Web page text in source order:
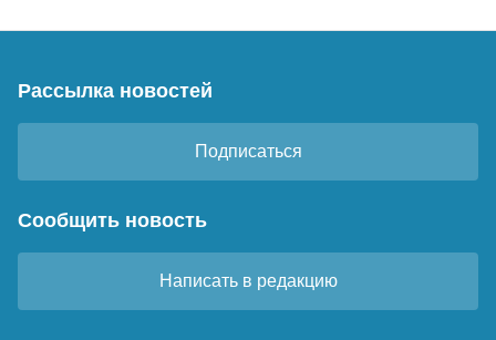
Рассылка новостей
Подписаться
Сообщить новость
Написать в редакцию